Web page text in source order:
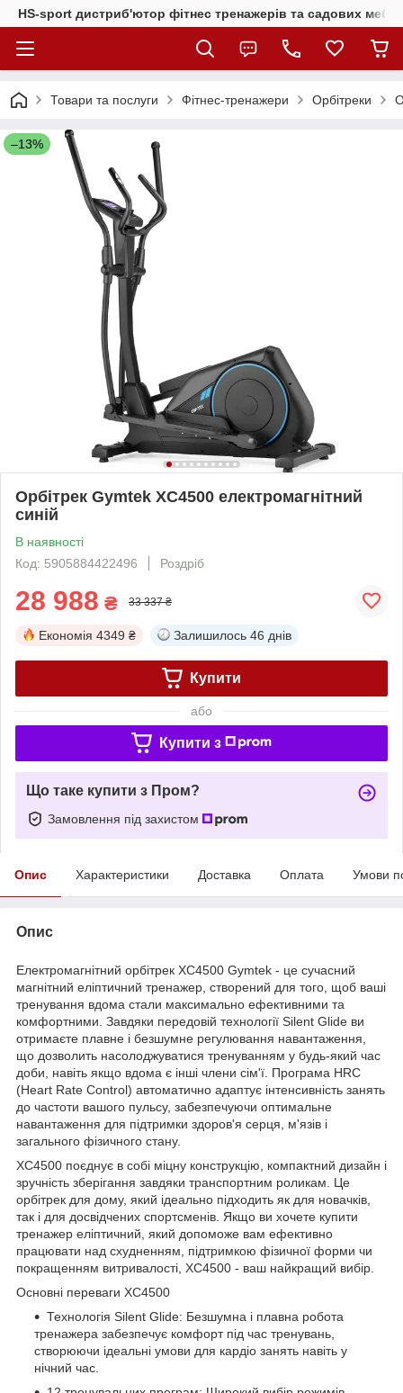
HS-sport дистриб'ютор фітнес тренажерів та садових
Товари та послуги Фітнес-тренажери Орбітреки
–13%
Орбітрек Gymtek XC4500 електромагнітний
синій
В наявності
Код: 5905884422496
Роздріб
28 988 ₴ 33 337 ₴
Економія 4349 ₴ Залишилось 46 днів
Купити
або
Купити з
Що таке купити з Пром?
Замовлення під захистом
Опис Характеристики Доставка Оплата Умови
Опис
Електромагнітний орбітрек XC4500 Gymtek - це сучасний
магнітний еліптичний тренажер, створений для того, щоб ваші
тренування вдома стали максимально ефективними та
комфортними. Завдяки передовій технології Silent Glide ви
отримаєте плавне і безшумне регулювання навантаження,
що дозволить насолоджуватися тренуванням у будь-який час
доби, навіть якщо вдома є інші члени сім'ї. Програма HRC
(Heart Rate Control) автоматично адаптує інтенсивність занять
до частоти вашого пульсу, забезпечуючи оптимальне
навантаження для підтримки здоров'я серця, м'язів і
загального фізичного стану.
XC4500 поєднує в собі міцну конструкцію, компактний дизайн і
зручність зберігання завдяки транспортним роликам. Це
орбітрек для дому, який ідеально підходить як для новачків,
так і для досвідчених спортсменів. Якщо ви хочете купити
тренажер еліптичний, який допоможе вам ефективно
працювати над схудненням, підтримкою фізичної форми чи
покращенням витривалості, XC4500 - ваш найкращий вибір.
Основні переваги XC4500
Технологія Silent Glide: Безшумна і плавна робота
тренажера забезпечує комфорт під час тренувань,
створюючи ідеальні умови для кардіо занять навіть у
нічний час.